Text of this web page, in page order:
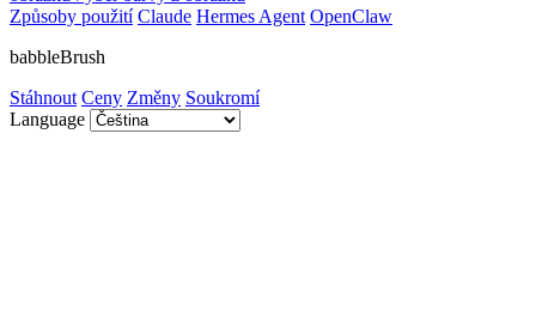
Způsoby použití Claude Hermes Agent OpenClaw
babbleBrush
Stáhnout Ceny Změny Soukromí
Language